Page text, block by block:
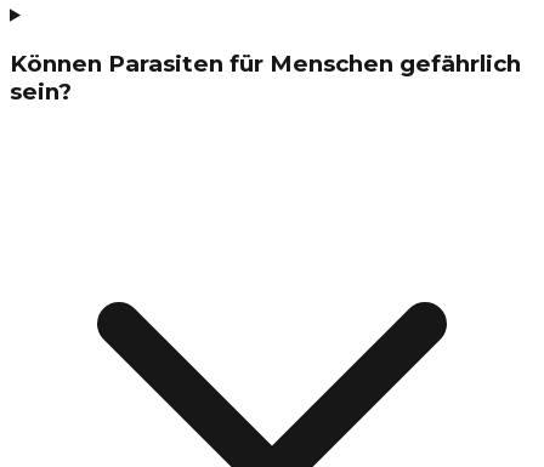
Können Parasiten für Menschen gefährlich
sein?